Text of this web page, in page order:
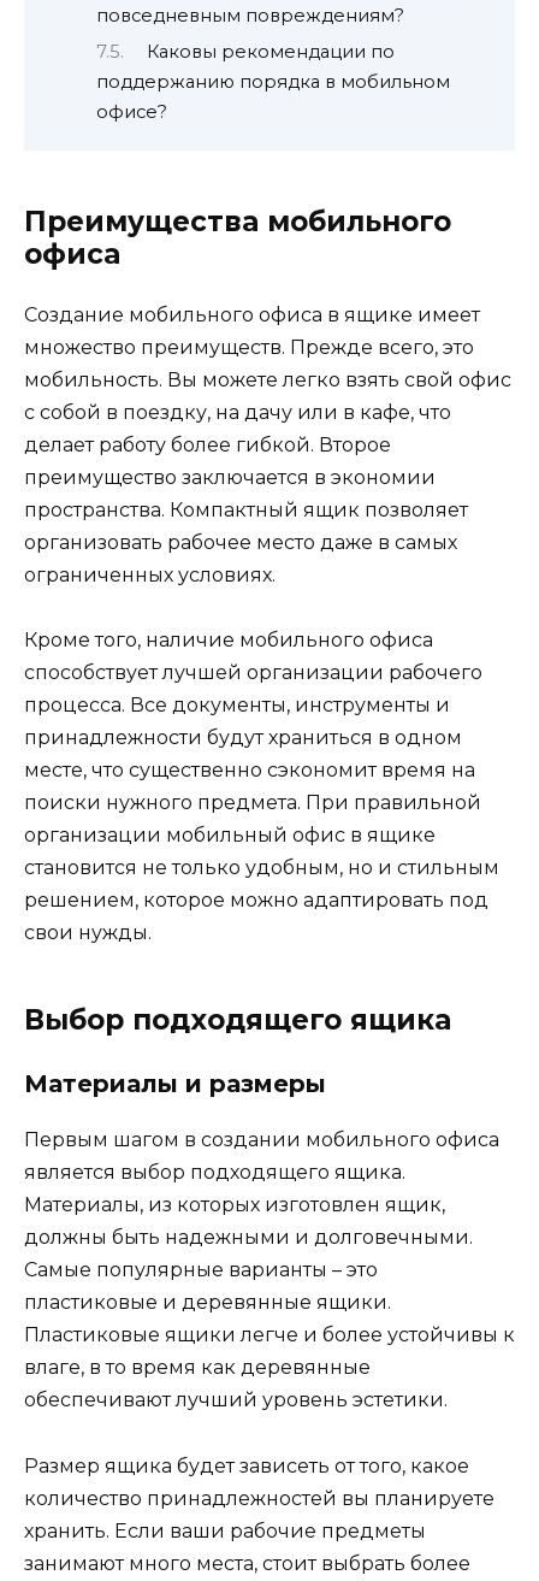
повседневным повреждениям?
Каковы рекомендации по
поддержанию порядка в мобильном
офисе?
Преимущества мобильного
офиса
Создание мобильного офиса в ящике имеет
множество преимуществ. Прежде всего, это
мобильность. Вы можете легко взять свой офис
с собой в поездку, на дачу или в кафе, что
делает работу более гибкой. Второе
преимущество заключается в экономии
пространства. Компактный ящик позволяет
организовать рабочее место даже в самых
ограниченных условиях.
Кроме того, наличие мобильного офиса
способствует лучшей организации рабочего
процесса. Все документы, инструменты и
принадлежности будут храниться в одном
месте, что существенно сэкономит время на
поиски нужного предмета. При правильной
организации мобильный офис в ящике
становится не только удобным, но и стильным
решением, которое можно адаптировать под
свои нужды.
Выбор подходящего ящика
Материалы и размеры
Первым шагом в создании мобильного офиса
является выбор подходящего ящика.
Материалы, из которых изготовлен ящик,
должны быть надежными и долговечными.
Самые популярные варианты – это
пластиковые и деревянные ящики.
Пластиковые ящики легче и более устойчивы к
влаге, в то время как деревянные
обеспечивают лучший уровень эстетики.
Размер ящика будет зависеть от того, какое
количество принадлежностей вы планируете
хранить. Если ваши рабочие предметы
занимают много места, стоит выбрать более